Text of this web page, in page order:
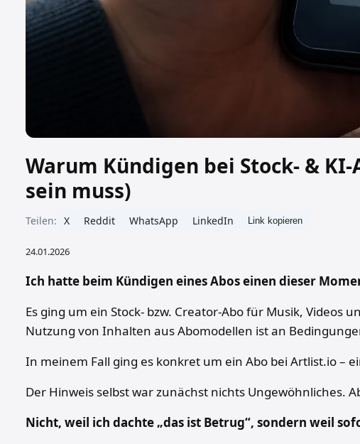
Warum Kündigen bei Stock- &
sein muss)
Teilen: X Reddit WhatsApp LinkedIn Link kopieren
24.01.2026
Ich hatte beim Kündigen eines Abos einen dieser
Es ging um ein Stock- bzw. Creator-Abo für Musik,
Nutzung von Inhalten aus Abomodellen ist an
In meinem Fall ging es konkret um ein Abo bei Artlist.io –
Der Hinweis selbst war zunächst nichts Ungewöhnliches.
Nicht, weil ich dachte „das ist Betrug“, sondern weil